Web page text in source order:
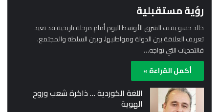
رؤية مستقبلية
خالد حسو يقف الشرق الأوسط اليوم أمام مرحلة تاريخية قد تعيد
تعريف العلاقة بين الدولة ومواطنيها، وبين السلطة والمجتمع.
فالتحديات التي تواجه…
أكمل القراءة »
اللغة الكوردية … ذاكرة شعب وروح
الهوية